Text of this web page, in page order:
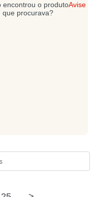
encontrou o produto
que procurava?
Avise